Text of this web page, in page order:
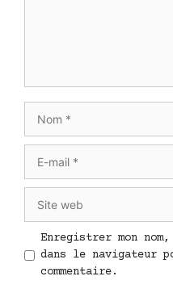
mail
web
Enregistrer mon
dans le navigateur
commentaire.